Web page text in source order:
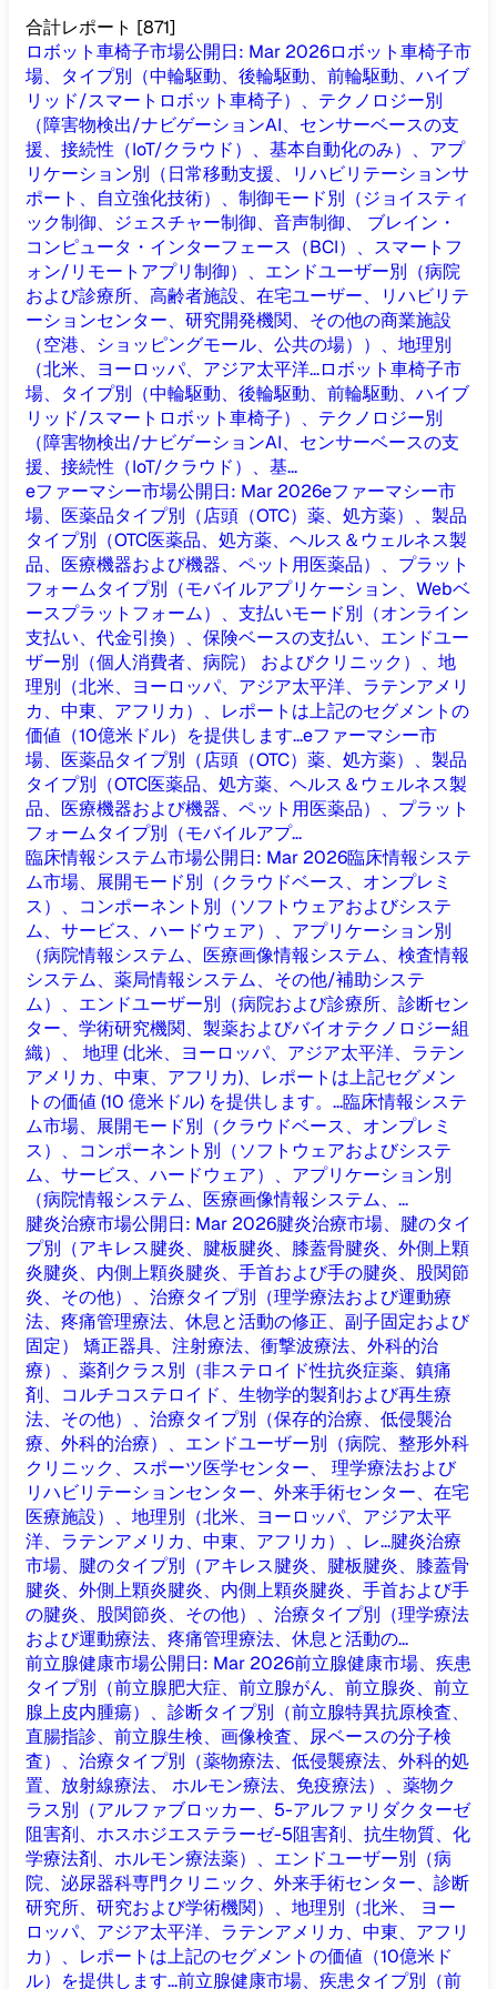
合計レポート [871]
ロボット車椅子市場公開日: Mar 2026ロボット車椅子市
場、タイプ別（中輪駆動、後輪駆動、前輪駆動、ハイブ
リッド/スマートロボット車椅子）、テクノロジー別
（障害物検出/ナビゲーションAI、センサーベースの支
援、接続性（IoT/クラウド）、基本自動化のみ）、アプ
リケーション別（日常移動支援、リハビリテーションサ
ポート、自立強化技術）、制御モード別（ジョイスティ
ック制御、ジェスチャー制御、音声制御、 ブレイン・
コンピュータ・インターフェース（BCI）、スマートフ
ォン/リモートアプリ制御）、エンドユーザー別（病院
および診療所、高齢者施設、在宅ユーザー、リハビリテ
ーションセンター、研究開発機関、その他の商業施設
（空港、ショッピングモール、公共の場））、地理別
（北米、ヨーロッパ、アジア太平洋...ロボット車椅子市
場、タイプ別（中輪駆動、後輪駆動、前輪駆動、ハイブ
リッド/スマートロボット車椅子）、テクノロジー別
（障害物検出/ナビゲーションAI、センサーベースの支
援、接続性（IoT/クラウド）、基...
eファーマシー市場公開日: Mar 2026eファーマシー市
場、医薬品タイプ別（店頭（OTC）薬、処方薬）、製品
タイプ別（OTC医薬品、処方薬、ヘルス＆ウェルネス製
品、医療機器および機器、ペット用医薬品）、プラット
フォームタイプ別（モバイルアプリケーション、Webベ
ースプラットフォーム）、支払いモード別（オンライン
支払い、代金引換）、保険ベースの支払い、エンドユー
ザー別（個人消費者、病院） およびクリニック）、地
理別（北米、ヨーロッパ、アジア太平洋、ラテンアメリ
カ、中東、アフリカ）、レポートは上記のセグメントの
価値（10億米ドル）を提供します...eファーマシー市
場、医薬品タイプ別（店頭（OTC）薬、処方薬）、製品
タイプ別（OTC医薬品、処方薬、ヘルス＆ウェルネス製
品、医療機器および機器、ペット用医薬品）、プラット
フォームタイプ別（モバイルアプ...
臨床情報システム市場公開日: Mar 2026臨床情報システ
ム市場、展開モード別（クラウドベース、オンプレミ
ス）、コンポーネント別（ソフトウェアおよびシステ
ム、サービス、ハードウェア）、アプリケーション別
（病院情報システム、医療画像情報システム、検査情報
システム、薬局情報システム、その他/補助システ
ム）、エンドユーザー別（病院および診療所、診断セン
ター、学術研究機関、製薬およびバイオテクノロジー組
織）、 地理 (北米、ヨーロッパ、アジア太平洋、ラテン
アメリカ、中東、アフリカ)、レポートは上記セグメン
トの価値 (10 億米ドル) を提供します。...臨床情報システ
ム市場、展開モード別（クラウドベース、オンプレミ
ス）、コンポーネント別（ソフトウェアおよびシステ
ム、サービス、ハードウェア）、アプリケーション別
（病院情報システム、医療画像情報システム、...
腱炎治療市場公開日: Mar 2026腱炎治療市場、腱のタイ
プ別（アキレス腱炎、腱板腱炎、膝蓋骨腱炎、外側上顆
炎腱炎、内側上顆炎腱炎、手首および手の腱炎、股関節
炎、その他）、治療タイプ別（理学療法および運動療
法、疼痛管理療法、休息と活動の修正、副子固定および
固定） 矯正器具、注射療法、衝撃波療法、外科的治
療）、薬剤クラス別（非ステロイド性抗炎症薬、鎮痛
剤、コルチコステロイド、生物学的製剤および再生療
法、その他）、治療タイプ別（保存的治療、低侵襲治
療、外科的治療）、エンドユーザー別（病院、整形外科
クリニック、スポーツ医学センター、 理学療法および
リハビリテーションセンター、外来手術センター、在宅
医療施設）、地理別（北米、ヨーロッパ、アジア太平
洋、ラテンアメリカ、中東、アフリカ）、レ...腱炎治療
市場、腱のタイプ別（アキレス腱炎、腱板腱炎、膝蓋骨
腱炎、外側上顆炎腱炎、内側上顆炎腱炎、手首および手
の腱炎、股関節炎、その他）、治療タイプ別（理学療法
および運動療法、疼痛管理療法、休息と活動の...
前立腺健康市場公開日: Mar 2026前立腺健康市場、疾患
タイプ別（前立腺肥大症、前立腺がん、前立腺炎、前立
腺上皮内腫瘍）、診断タイプ別（前立腺特異抗原検査、
直腸指診、前立腺生検、画像検査、尿ベースの分子検
査）、治療タイプ別（薬物療法、低侵襲療法、外科的処
置、放射線療法、 ホルモン療法、免疫療法）、薬物ク
ラス別（アルファブロッカー、5-アルファリダクターゼ
阻害剤、ホスホジエステラーゼ-5阻害剤、抗生物質、化
学療法剤、ホルモン療法薬）、エンドユーザー別（病
院、泌尿器科専門クリニック、外来手術センター、診断
研究所、研究および学術機関）、地理別（北米、 ヨー
ロッパ、アジア太平洋、ラテンアメリカ、中東、アフリ
カ）、レポートは上記のセグメントの価値（10億米ド
ル）を提供します...前立腺健康市場、疾患タイプ別（前